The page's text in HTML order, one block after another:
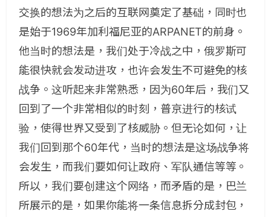
交换的想法为之后的互联网奠定了基础，同时也
是始于1969年加利福尼亚的ARPANET的前身。
他当时的想法是，我们处于冷战之中，俄罗斯可
能很快就会发动进攻，也许会发生不可避免的核
战争。这听起来非常熟悉，因为60年后，我们又
回到了一个非常相似的时刻，普京进行的核试
验，使得世界又受到了核威胁。但无论如何，让
我们回到那个60年代，当时的想法是这场战争将
会发生，而我们要如何让政府、军队通信等等。
所以，我们要创建这个网络，而矛盾的是，巴兰
所展示的是，如果你能将一条信息拆分成封包，